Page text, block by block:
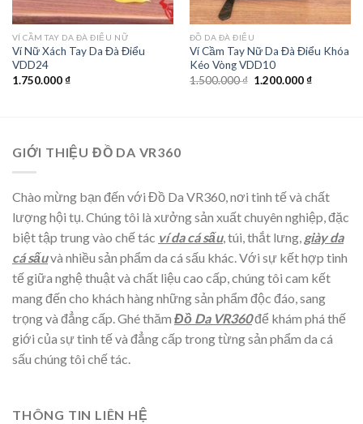
VÍ CẦM TAY DA ĐÀ ĐIỂU NỮ
Ví Nữ Xách Tay Da Đà Điểu
VDD24
1.750.000₫
ĐỒ DA ĐÀ ĐIỂU
Ví Cầm Tay Nữ Da Đà Điểu Khóa
Kéo Vòng VDD10
1.500.000₫ 1.200.000₫
GIỚI THIỆU ĐỒ DA VR360
Chào mừng bạn đến với Đồ Da VR360, nơi tinh tế và chất
lượng hội tụ. Chúng tôi là xưởng sản xuất chuyên nghiệp, đặc
biệt tập trung vào chế tác ví da cá sấu, túi, thắt lưng, giày da
cá sấuvà nhiều sản phẩm da cá sấu khác. Với sự kết hợp tinh
tế giữa nghệ thuật và chất liệu cao cấp, chúng tôi cam kết
mang đến cho khách hàng những sản phẩm độc đáo, sang
trọng và đẳng cấp. Ghé thăm Đồ Da VR360để khám phá thế
giới của sự tinh tế và đẳng cấp trong từng sản phẩm da cá
sấu chúng tôi chế tác.
THÔNG TIN LIÊN HỆ